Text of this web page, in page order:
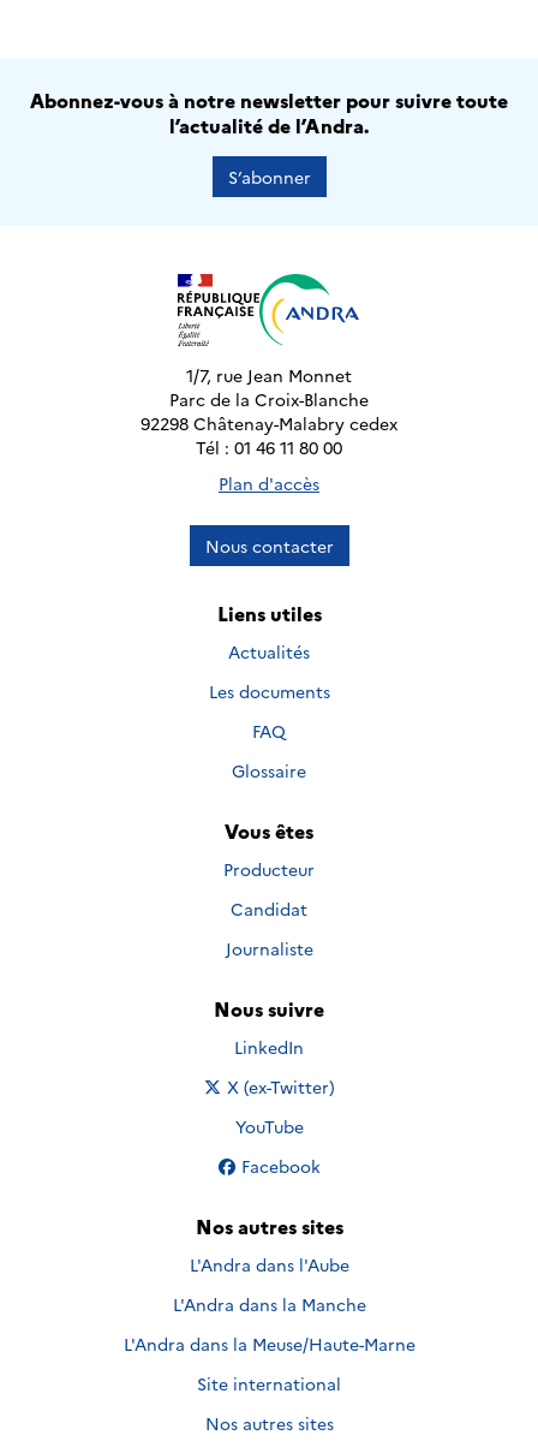
Abonnez-vous à notre newsletter pour suivre toute
l’actualité de l’Andra.
S’abonner
1/7, rue Jean Monnet
Parc de la Croix-Blanche
92298 Châtenay-Malabry cedex
Tél : 01 46 11 80 00
Plan d'accès
Nous contacter
Liens utiles
Actualités
Les documents
FAQ
Glossaire
Vous êtes
Producteur
Candidat
Journaliste
Nous suivre
Nous suivre sur
LinkedIn
Nous suivre sur
X (ex-Twitter)
Nous suivre sur
YouTube
Nous suivre sur
Facebook
Nos autres sites
L'Andra dans l'Aube
L'Andra dans la Manche
L'Andra dans la Meuse/Haute-Marne
Site international
Nos autres sites